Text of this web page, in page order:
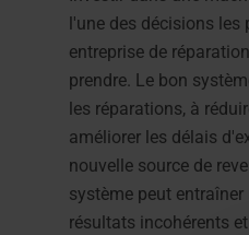
l'une des décisions
entreprise de
prendre. Le bon
les réparations, à
améliorer les délais
nouvelle source de
système peut
résultats incohérents